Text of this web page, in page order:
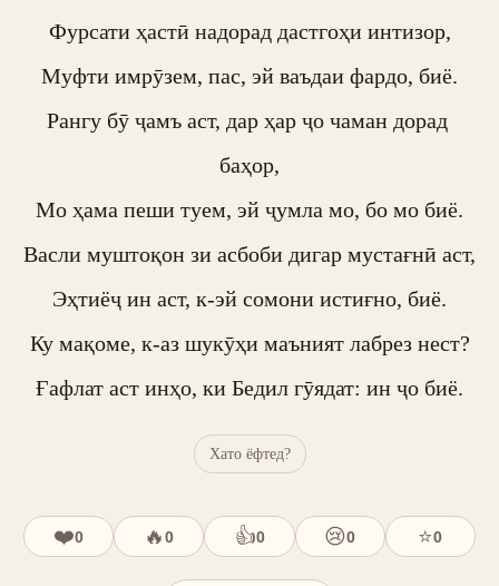
Фурсати ҳастӣ надорад дастгоҳи интизор,
Муфти имрӯзем, пас, эй ваъдаи фардо, биё.
Рангу бӯ ҷамъ аст, дар ҳар ҷо чаман дорад
баҳор,
Мо ҳама пеши туем, эй ҷумла мо, бо мо биё.
Васли муштоқон зи асбоби дигар мустағнӣ аст,
Эҳтиёҷ ин аст, к-эй сомони истиғно, биё.
Ку мақоме, к-аз шукӯҳи маъният лабрез нест?
Ғафлат аст инҳо, ки Бедил гӯядат: ин ҷо биё.
Хато ёфтед?
❤️0 🔥0 👍0 😢0 ⭐0